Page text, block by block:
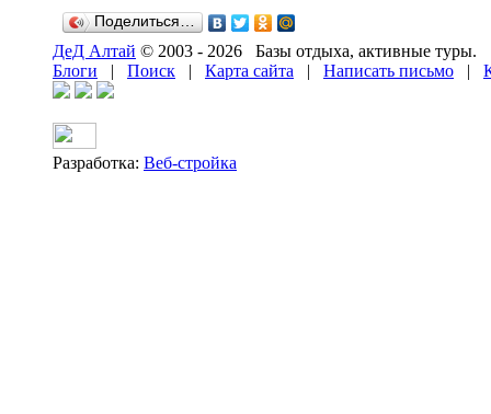
Поделиться…
ДеД Алтай © 2003 - 2026 Базы отдыха, активные туры.
Блоги | Поиск | Карта сайта | Написать письмо |
Разработка: Веб-стройка